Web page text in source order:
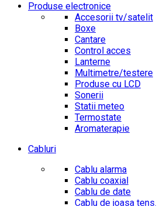
Produse electronice
Accesorii tv/satelit
Boxe
Cantare
Control acces
Lanterne
Multimetre/testere
Produse cu LCD
Sonerii
Statii meteo
Termostate
Aromaterapie
Cabluri
Cablu alarma
Cablu coaxial
Cablu de date
Cablu de joasa tens.